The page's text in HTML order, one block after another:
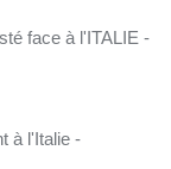
face à l'ITALIE -
à l'Italie -